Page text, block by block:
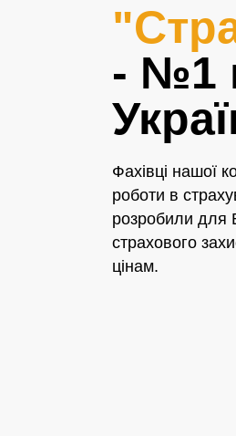
- №1
Фахівці нашої
роботи в
розробили для
страхового
цінам.